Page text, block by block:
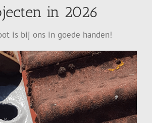
in 2026
is bij ons in goede handen!